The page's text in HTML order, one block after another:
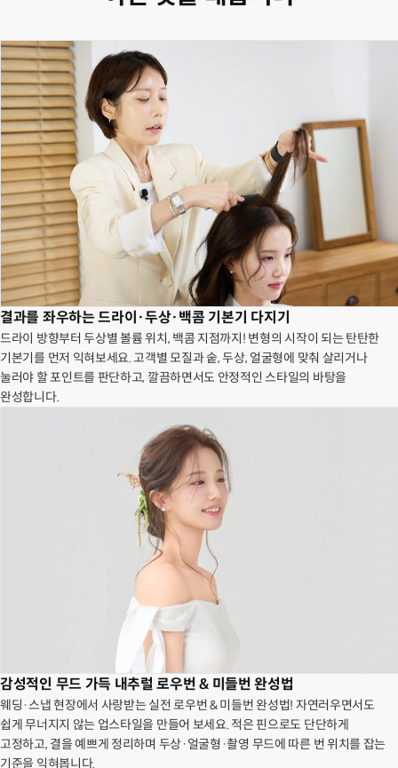
결과를 좌우하는 드라이·두상·백콤 기본기 다지기
드라이 방향부터 두상별 볼륨 위치, 백콤 지점까지! 변형의 시작이 되는 탄탄한
기본기를 먼저 익혀보세요. 고객별 모질과 숱, 두상, 얼굴형에 맞춰 살리거나
눌러야 할 포인트를 판단하고, 깔끔하면서도 안정적인 스타일의 바탕을
완성합니다.
감성적인 무드 가득 내추럴 로우번 & 미들번 완성법
웨딩·스냅 현장에서 사랑받는 실전 로우번 & 미들번 완성법! 자연러우면서도
쉽게 무너지지 않는 업스타일을 만들어 보세요. 적은 핀으로도 단단하게
고정하고, 결을 예쁘게 정리하며 두상·얼굴형·촬영 무드에 따른 번 위치를 잡는
기준을 익혀봅니다.